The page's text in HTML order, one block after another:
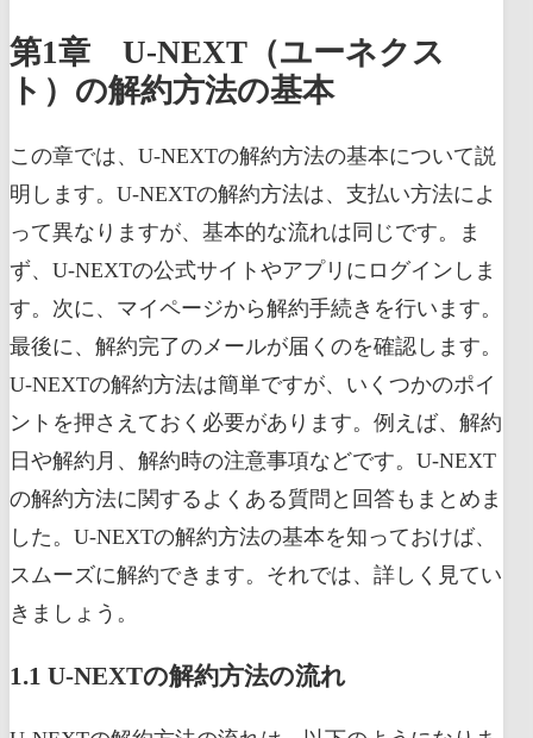
第1章 U-NEXT（ユーネクス
ト）の解約方法の基本
この章では、U-NEXTの解約方法の基本について説
明します。U-NEXTの解約方法は、支払い方法によ
って異なりますが、基本的な流れは同じです。ま
ず、U-NEXTの公式サイトやアプリにログインしま
す。次に、マイページから解約手続きを行います。
最後に、解約完了のメールが届くのを確認します。
U-NEXTの解約方法は簡単ですが、いくつかのポイ
ントを押さえておく必要があります。例えば、解約
日や解約月、解約時の注意事項などです。U-NEXT
の解約方法に関するよくある質問と回答もまとめま
した。U-NEXTの解約方法の基本を知っておけば、
スムーズに解約できます。それでは、詳しく見てい
きましょう。
1.1 U-NEXTの解約方法の流れ